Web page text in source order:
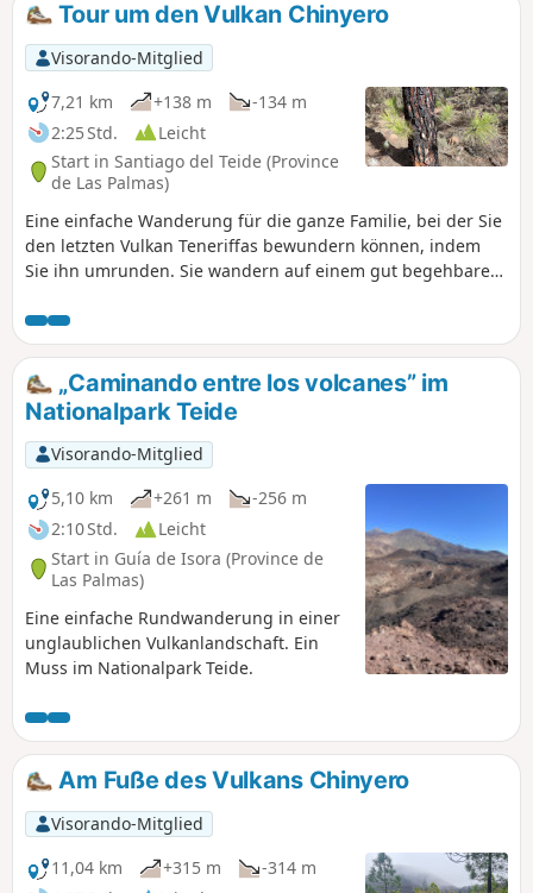
Tour um den Vulkan Chinyero
Visorando-Mitglied
7,21 km
+138 m
-134 m
2:25 Std.
Leicht
Start in Santiago del Teide (Province
de Las Palmas)
Eine einfache Wanderung für die ganze Familie, bei der Sie
den letzten Vulkan Teneriffas bewundern können, indem
Sie ihn umrunden. Sie wandern auf einem gut begehbaren
weniger dicht mit Kiefern bewachsen.
„Caminando entre los volcanes” im
Nationalpark Teide
Visorando-Mitglied
5,10 km
+261 m
-256 m
2:10 Std.
Leicht
Start in Guía de Isora (Province de
Las Palmas)
Eine einfache Rundwanderung in einer
unglaublichen Vulkanlandschaft. Ein
Muss im Nationalpark Teide.
Am Fuße des Vulkans Chinyero
Visorando-Mitglied
11,04 km
+315 m
-314 m